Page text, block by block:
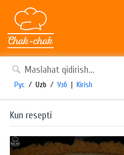
Рус / Uzb / Узб | Kirish
Kun resepti